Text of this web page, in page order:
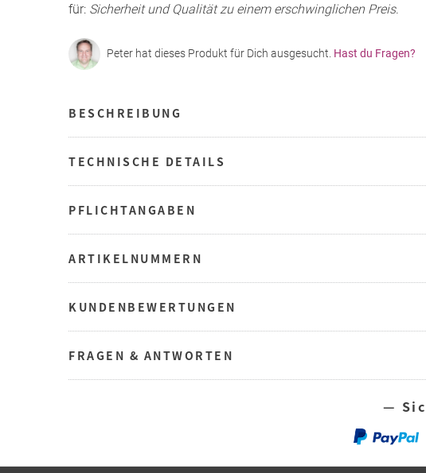
für: Sicherheit und Qualität zu einem erschwinglichen Preis.
Peter hat dieses Produkt für Dich ausgesucht. Hast du Fragen?
BESCHREIBUNG
TECHNISCHE DETAILS
PFLICHTANGABEN
ARTIKELNUMMERN
KUNDENBEWERTUNGEN
FRAGEN & ANTWORTEN
—